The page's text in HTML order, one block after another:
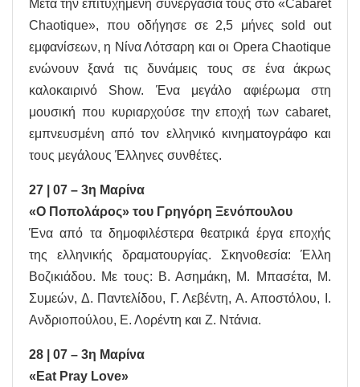
Μετά την επιτυχημένη συνεργασία τους στο «Cabaret
Chaotique», που οδήγησε σε 2,5 μήνες sold out
εμφανίσεων, η Νίνα Λότσαρη και οι Opera Chaotique
ενώνουν ξανά τις δυνάμεις τους σε ένα άκρως
καλοκαιρινό Show. Ένα μεγάλο αφιέρωμα στη
μουσική που κυριαρχούσε την εποχή των cabaret,
εμπνευσμένη από τον ελληνικό κινηματογράφο και
τους μεγάλους Έλληνες συνθέτες.
27 | 07 – 3η Μαρίνα
«Ο Ποπολάρος» του Γρηγόρη Ξενόπουλου
Ένα από τα δημοφιλέστερα θεατρικά έργα εποχής
της ελληνικής δραματουργίας. Σκηνοθεσία: Έλλη
Βοζικιάδου. Με τους: Β. Ασημάκη, Μ. Μπασέτα, Μ.
Συμεών, Δ. Παντελίδου, Γ. Λεβέντη, Α. Αποστόλου, Ι.
Ανδριοπούλου, Ε. Λορέντη και Ζ. Ντάνια.
28 | 07 – 3η Μαρίνα
«Eat Pray Love»